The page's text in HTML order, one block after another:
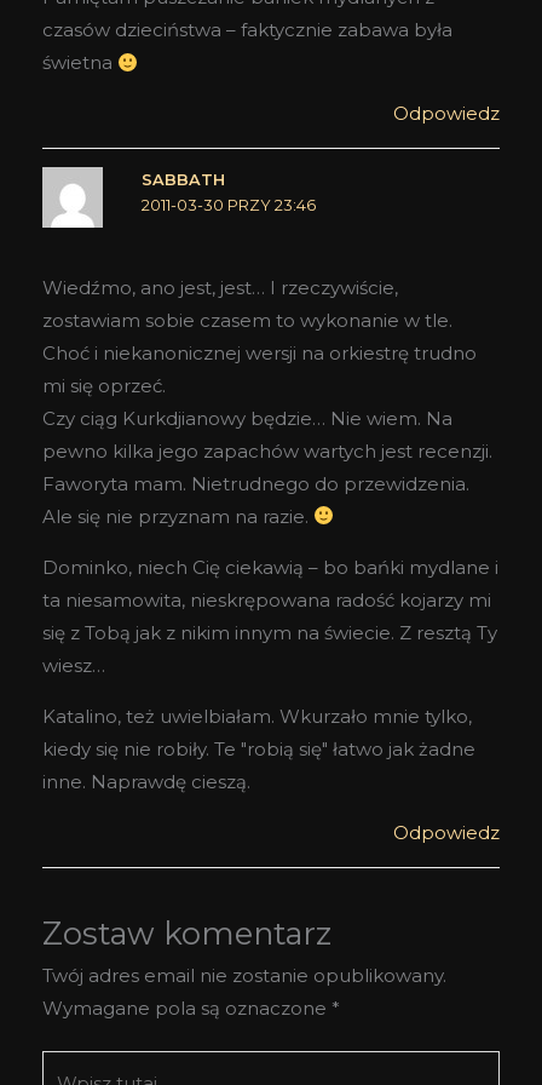
czasów dzieciństwa – faktycznie zabawa była
świetna
Odpowiedz
SABBATH
2011-03-30 PRZY 23:46
Wiedźmo, ano jest, jest… I rzeczywiście,
zostawiam sobie czasem to wykonanie w tle.
Choć i niekanonicznej wersji na orkiestrę trudno
mi się oprzeć.
Czy ciąg Kurkdjianowy będzie… Nie wiem. Na
pewno kilka jego zapachów wartych jest recenzji.
Faworyta mam. Nietrudnego do przewidzenia.
Ale się nie przyznam na razie.
Dominko, niech Cię ciekawią – bo bańki mydlane i
ta niesamowita, nieskrępowana radość kojarzy mi
się z Tobą jak z nikim innym na świecie. Z resztą Ty
wiesz…
Katalino, też uwielbiałam. Wkurzało mnie tylko,
kiedy się nie robiły. Te "robią się" łatwo jak żadne
inne. Naprawdę cieszą.
Odpowiedz
Zostaw komentarz
Twój adres email nie zostanie opublikowany.
Wymagane pola są oznaczone *